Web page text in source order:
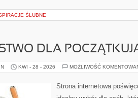
ŚLUBNE
DLA
KWI - 28 - 2026 MOŻLIWOŚĆ
Strona internetowa